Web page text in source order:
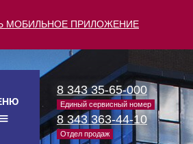
МОБИЛЬНОЕ ПРИЛОЖЕНИЕ
8 343 35-65-000
Единый сервисный номер
8 343 363-44-10
Отдел продаж